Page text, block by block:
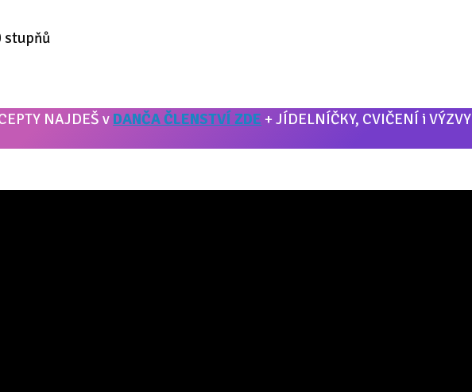
stupňů
NAJDEŠ v DANČA ČLENSTVÍ ZDE + JÍDELNÍČKY, CVIČENÍ i VÝZVY